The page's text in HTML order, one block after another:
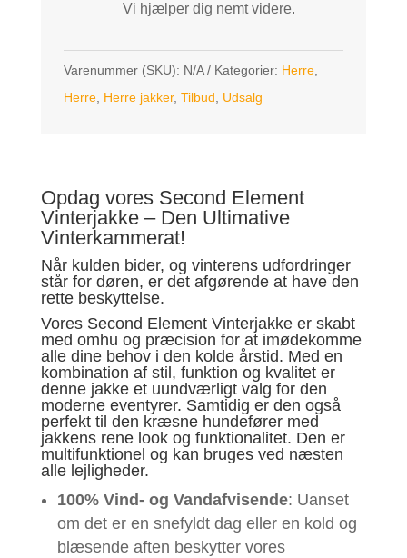
Vi hjælper dig nemt videre.
Varenummer (SKU): N/A Kategorier: Herre,
Herre, Herre jakker, Tilbud, Udsalg
Opdag vores Second Element
Vinterjakke – Den Ultimative
Vinterkammerat!
Når kulden bider, og vinterens udfordringer
står for døren, er det afgørende at have den
rette beskyttelse.
Vores Second Element Vinterjakke er skabt
med omhu og præcision for at imødekomme
alle dine behov i den kolde årstid. Med en
kombination af stil, funktion og kvalitet er
denne jakke et uundværligt valg for den
moderne eventyrer. Samtidig er den også
perfekt til den kræsne hundefører med
jakkens rene look og funktionalitet. Den er
multifunktionel og kan bruges ved næsten
alle lejligheder.
100% Vind- og Vandafvisende: Uanset
om det er en snefyldt dag eller en kold og
blæsende aften beskytter vores